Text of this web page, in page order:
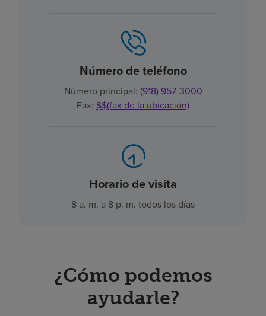
Número de teléfono
Número principal: (918) 957-3000
Fax: $$(fax de la ubicación)
Horario de visita
8 a. m. a 8 p. m. todos los días
¿Cómo podemos
ayudarle?